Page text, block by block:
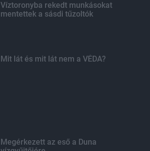
Víztoronyba rekedt munkásokat
mentettek a sásdi tűzoltók
Mit lát és mit lát nem a VÉDA?
Megérkezett az eső a Duna